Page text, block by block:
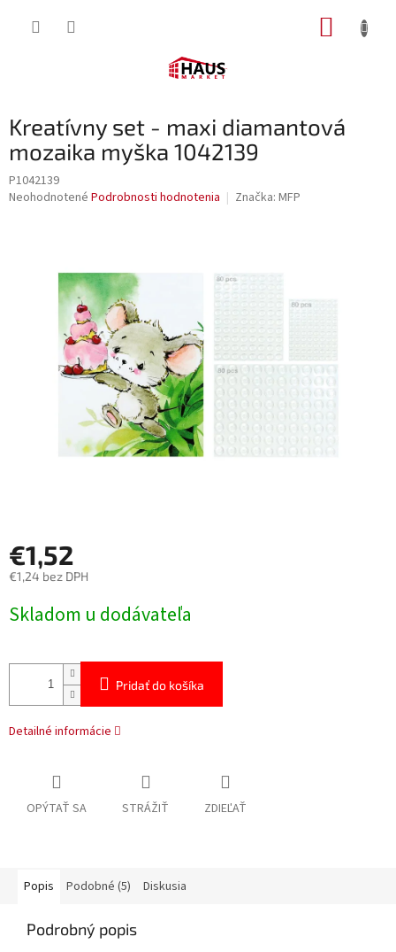
Kreatívny set - maxi diamantová
mozaika myška 1042139
P1042139
Priemerné
Neohodnotené Podrobnosti hodnotenia Značka: MFP
€1,52
€1,24 bez DPH
cena:
Skladom u dodávateľa
Pridať do košíka
Detailné informácie
OPÝTAŤ SA STRÁŽIŤ ZDIEĽAŤ
Popis Podobné (5) Diskusia
Podrobný popis